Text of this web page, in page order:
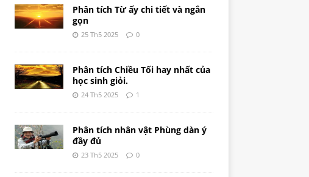
Phân tích Từ ấy chi tiết và ngắn
gọn
25 Th5 2025 0
Phân tích Chiều Tối hay nhất của
học sinh giỏi.
24 Th5 2025 1
Phân tích nhân vật Phùng dàn ý
đầy đủ
23 Th5 2025 0